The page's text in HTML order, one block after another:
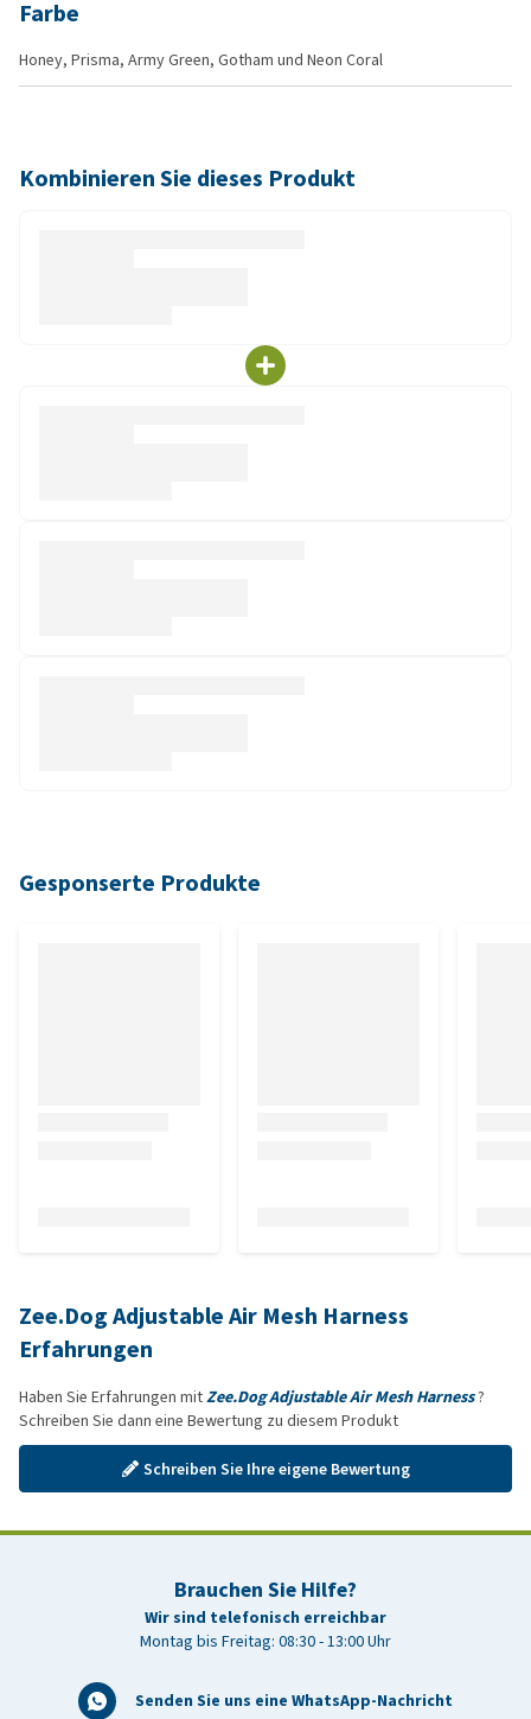
Farbe
Honey, Prisma, Army Green, Gotham und Neon Coral
Kombinieren Sie dieses Produkt
Gesponserte Produkte
Zee.Dog Adjustable Air Mesh Harness
Erfahrungen
Haben Sie Erfahrungen mitZee.Dog Adjustable Air Mesh Harness?
Schreiben Sie dann eine Bewertung zu diesem Produkt
Schreiben Sie Ihre eigene Bewertung
Brauchen Sie Hilfe?
Wir sind telefonisch erreichbar
Montag bis Freitag: 08:30 - 13:00 Uhr
Senden Sie uns eine WhatsApp-Nachricht